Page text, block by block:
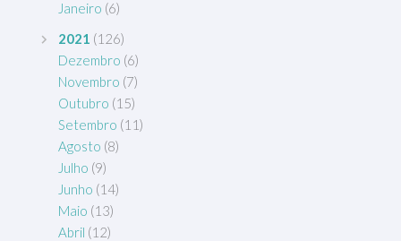
Janeiro (6)
2021 (126)
Dezembro (6)
Novembro (7)
Outubro (15)
Setembro (11)
Agosto (8)
Julho (9)
Junho (14)
Maio (13)
Abril (12)